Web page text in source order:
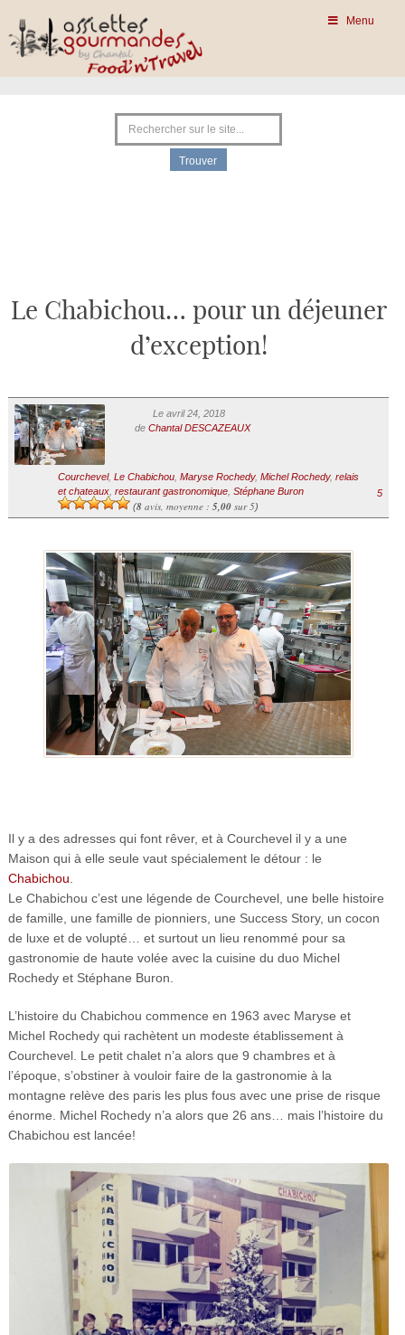
Menu
Le Chabichou… pour un déjeuner
d’exception!
Le avril 24, 2018
de Chantal DESCAZEAUX
Courchevel, Le Chabichou, Maryse Rochedy, Michel Rochedy, relais
et chateaux, restaurant gastronomique, Stéphane Buron
(8 avis, moyenne : 5,00sur 5)
5
Il y a des adresses qui font rêver, et à Courchevel il y a une
Maison qui à elle seule vaut spécialement le détour : le
Chabichou.
Le Chabichou c’est une légende de Courchevel, une belle histoire
de famille, une famille de pionniers, une Success Story, un cocon
de luxe et de volupté… et surtout un lieu renommé pour sa
gastronomie de haute volée avec la cuisine du duo Michel
Rochedy et Stéphane Buron.
L’histoire du Chabichou commence en 1963 avec Maryse et
Michel Rochedy qui rachètent un modeste établissement à
Courchevel. Le petit chalet n’a alors que 9 chambres et à
l’époque, s’obstiner à vouloir faire de la gastronomie à la
montagne relève des paris les plus fous avec une prise de risque
énorme. Michel Rochedy n’a alors que 26 ans… mais l’histoire du
Chabichou est lancée!